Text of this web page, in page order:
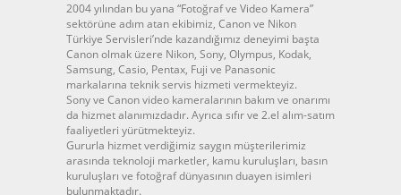
2004 yılından bu yana “Fotoğraf ve Video Kamera”
sektörüne adım atan ekibimiz, Canon ve Nikon
Türkiye Servisleri’nde kazandığımız deneyimi başta
Canon olmak üzere Nikon, Sony, Olympus, Kodak,
Samsung, Casio, Pentax, Fuji ve Panasonic
markalarına teknik servis hizmeti vermekteyiz.
Sony ve Canon video kameralarının bakım ve onarımı
da hizmet alanımızdadır. Ayrıca sıfır ve 2.el alım-satım
faaliyetleri yürütmekteyiz.
Gururla hizmet verdiğimiz saygın müşterilerimiz
arasında teknoloji marketler, kamu kuruluşları, basın
kuruluşları ve fotoğraf dünyasının duayen isimleri
bulunmaktadır.